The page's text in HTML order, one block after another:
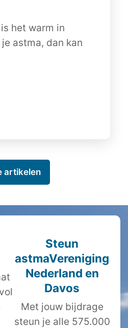
het warm in
astma, dan kan
artikelen
Steun
astmaVereniging
Nederland en
Davos
Met jouw bijdrage
steun je alle 575.000